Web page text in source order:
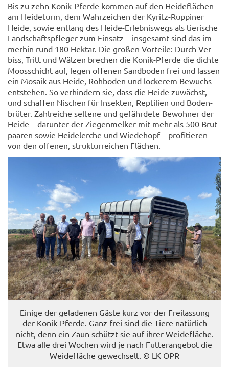
Bis zu zehn Konik-​Pferde kom­men auf den Hei­de­flä­chen
am Hei­de­turm, dem Wahr­zei­chen der Kyritz-​Ruppiner
Heide, sowie ent­lang des Heide-​Erlebniswegs als tie­ri­sche
Land­schafts­pfle­ger zum Ein­satz – ins­ge­samt sind das im­
mer­hin rund 180 Hekt­ar. Die gro­ßen Vor­tei­le: Durch Ver­
biss, Tritt und Wäl­zen bre­chen die Konik-​Pferde die dich­te
Moos­schicht auf, legen of­fe­nen Sand­bo­den frei und las­sen
ein Mo­sa­ik aus Heide, Roh­bo­den und lo­cke­rem Be­wuchs
ent­ste­hen. So ver­hin­dern sie, dass die Heide zu­wächst,
und schaf­fen Ni­schen für In­sek­ten, Rep­ti­li­en und Bo­den­
brü­ter. Zahl­rei­che sel­te­ne und ge­fähr­de­te Be­woh­ner der
Heide – dar­un­ter der Zie­gen­mel­ker mit mehr als 500 Brut­
paa­ren sowie Hei­de­ler­che und Wie­de­hopf – pro­fi­tie­ren
von den of­fe­nen, struk­tur­rei­chen Flä­chen.
Ei­ni­ge der ge­la­de­nen Gäste kurz vor der Frei­las­sung
der Konik-​Pferde. Ganz frei sind die Tiere na­tür­lich
nicht, denn ein Zaun schützt sie auf ihrer Wei­de­flä­che.
Etwa alle drei Wo­chen wird je nach Fut­ter­an­ge­bot die
Wei­de­flä­che ge­wech­selt. © LK OPR